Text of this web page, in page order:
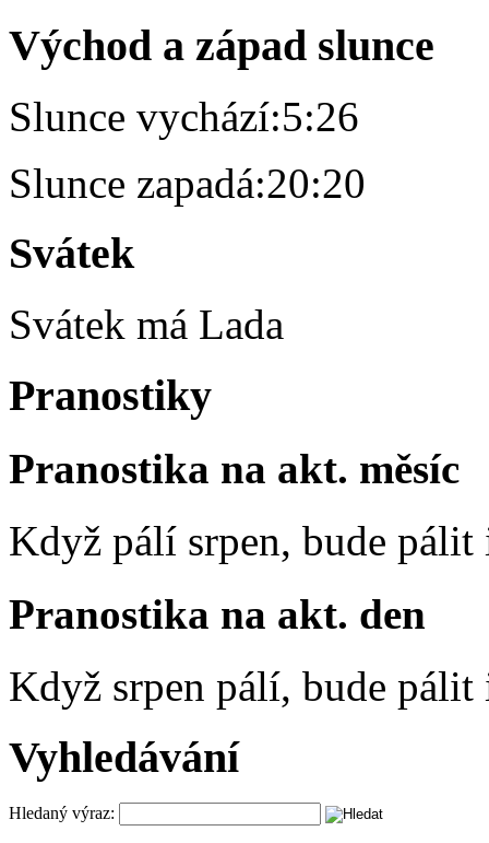
Východ a západ slunce
Slunce vychází:5:26
Slunce zapadá:20:20
Svátek
Svátek má Lada
Pranostiky
Pranostika na akt. měsíc
Když pálí srpen, bude
Pranostika na akt. den
Když srpen pálí, bude
Vyhledávání
Hledaný výraz: